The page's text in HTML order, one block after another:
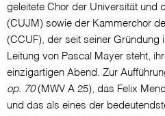
geleitete Chor der Universität und
(CUJM) sowie der Kammerchor
(CCUF), der seit seiner Gründung
Leitung von Pascal Mayer steht,
einzigartigen Abend. Zur
op. 70(MWV A 25), das Felix
und das als eines der